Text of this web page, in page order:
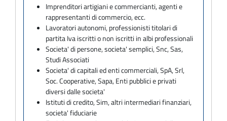
Imprenditori artigiani e commercianti, agenti e
rappresentanti di commercio, ecc.
Lavoratori autonomi, professionisti titolari di
partita Iva iscritti o non iscritti in albi professionali
Societa' di persone, societa' semplici, Snc, Sas,
Studi Associati
Societa' di capitali ed enti commerciali, SpA, Srl,
Soc. Cooperative, Sapa, Enti pubblici e privati
diversi dalle societa'
Istituti di credito, Sim, altri intermediari finanziari,
societa' fiduciarie